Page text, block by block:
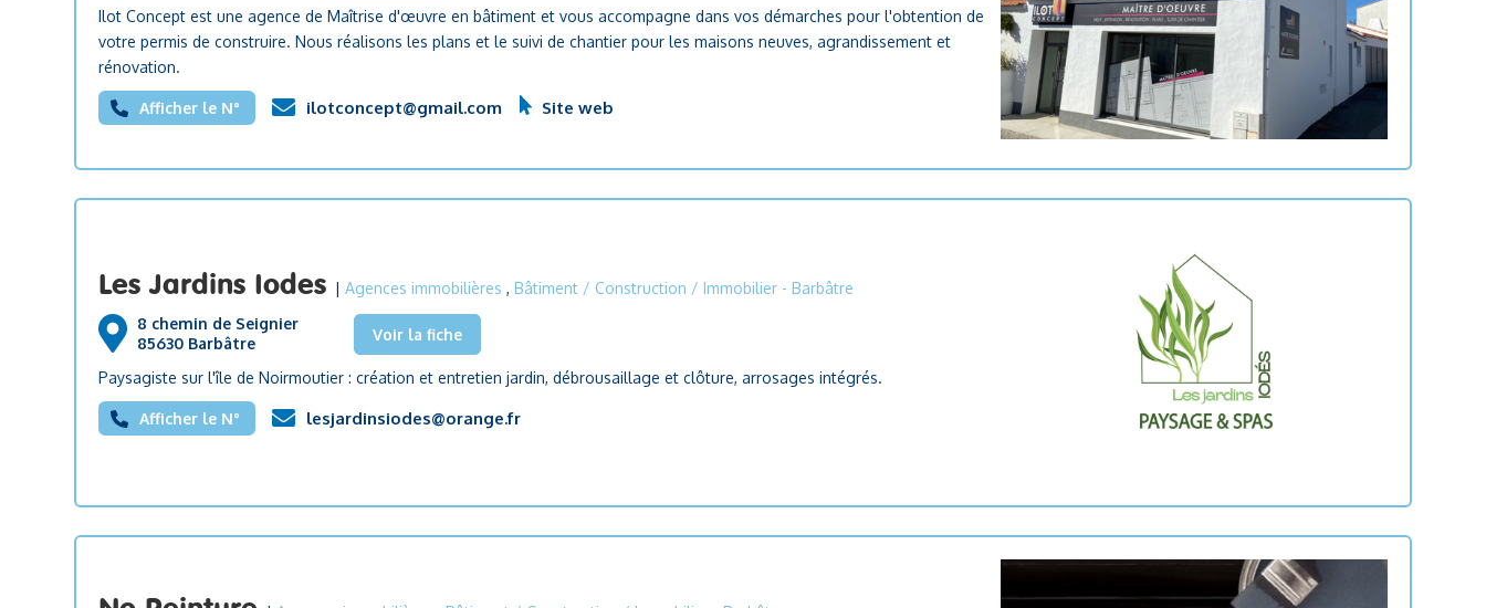
Ilot Concept est une agence de Maîtrise d'œuvre en bâtiment et vous accompagne dans vos démarches pour l'obtention de
votre permis de construire. Nous réalisons les plans et le suivi de chantier pour les maisons neuves, agrandissement et
rénovation.
Afficher le N° ilotconcept@gmail.com Site web
Les Jardins Iodes |Agences immobilières ,Bâtiment / Construction / Immobilier - Barbâtre
8 chemin de Seignier
85630 Barbâtre
Voir la fiche
Paysagiste sur l'île de Noirmoutier : création et entretien jardin, débrousaillage et clôture, arrosages intégrés.
Afficher le N° lesjardinsiodes@orange.fr